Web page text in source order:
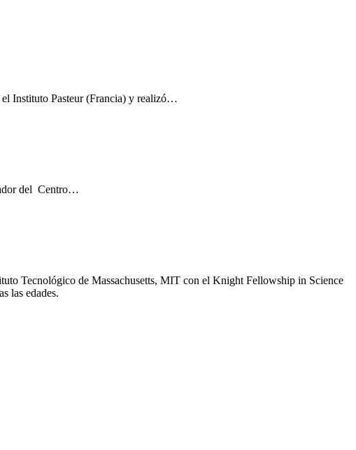
Instituto Pasteur (Francia) y realizó…
del Centro…
Tecnológico de Massachusetts, MIT con el Knight Fellowship in Science
las edades.